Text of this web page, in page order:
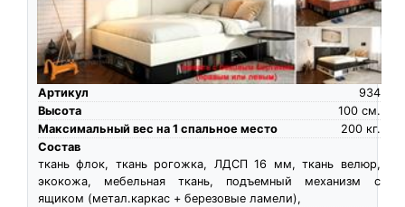
Артикул
934
Высота
см.
100
Максимальный вес на 1 спальное место
кг.
200
Состав
ткань флок, ткань рогожка, ЛДСП 16 мм, ткань велюр,
экокожа, мебельная ткань, подъемный механизм с
ящиком (метал.каркас + березовые ламели),